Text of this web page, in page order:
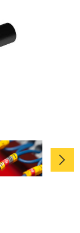
chevron_right